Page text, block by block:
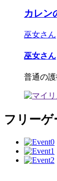
カレン
巫女さん
巫女さん
普通の護
フリーゲ